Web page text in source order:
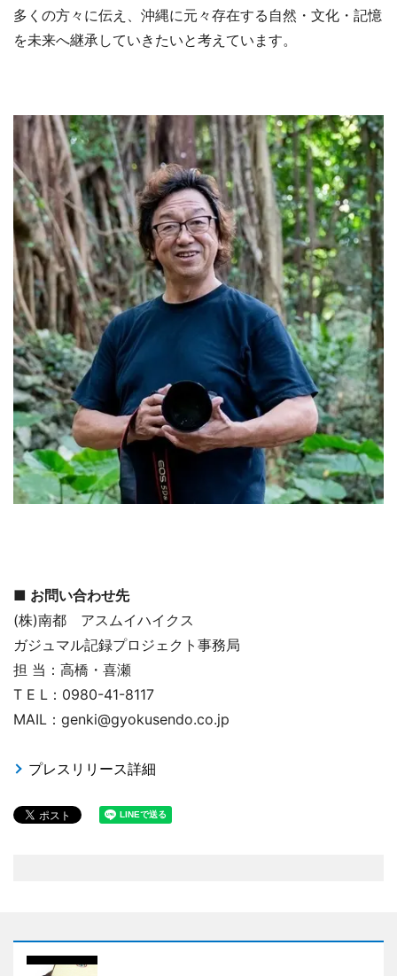
多くの方々に伝え、沖縄に元々存在する自然・文化・記憶
を未来へ継承していきたいと考えています。
■ お問い合わせ先
(株)南都 アスムイハイクス
ガジュマル記録プロジェクト事務局
担 当：高橋・喜瀬
T E L：0980-41-8117
MAIL：genki@gyokusendo.co.jp
プレスリリース詳細